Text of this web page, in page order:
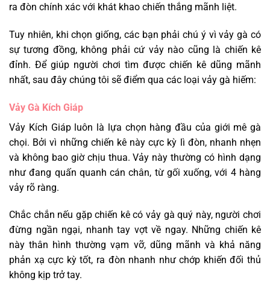
ra đòn chính xác với khát khao chiến thắng mãnh liệt.
Tuy nhiên, khi chọn giống, các bạn phải chú ý vì vảy gà có
sự tương đồng, không phải cứ vảy nào cũng là chiến kê
đỉnh. Để giúp người chơi tìm được chiến kê dũng mãnh
nhất, sau đây chúng tôi sẽ điểm qua các loại vảy gà hiếm:
Vảy Gà Kích Giáp
Vảy Kích Giáp luôn là lựa chọn hàng đầu của giới mê gà
chọi. Bởi vì những chiến kê này cực kỳ lì đòn, nhanh nhẹn
và không bao giờ chịu thua. Vảy này thường có hình dạng
như đang quấn quanh cán chân, từ gối xuống, với 4 hàng
vảy rõ ràng.
Chắc chắn nếu gặp chiến kê có vảy gà quý này, người chơi
đừng ngần ngại, nhanh tay vợt về ngay. Những chiến kê
này thân hình thường vạm vỡ, dũng mãnh và khả năng
phản xạ cực kỳ tốt, ra đòn nhanh như chớp khiến đối thủ
không kịp trở tay.